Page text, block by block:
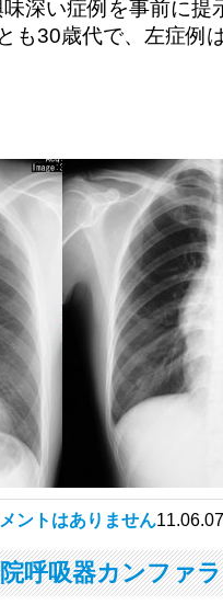
深い症例を事前に提
も30歳代で、左症例
ントはありません
呼吸器カンファ